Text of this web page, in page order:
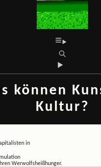
können
Kultur?
in
Werwolfsheißhunger.